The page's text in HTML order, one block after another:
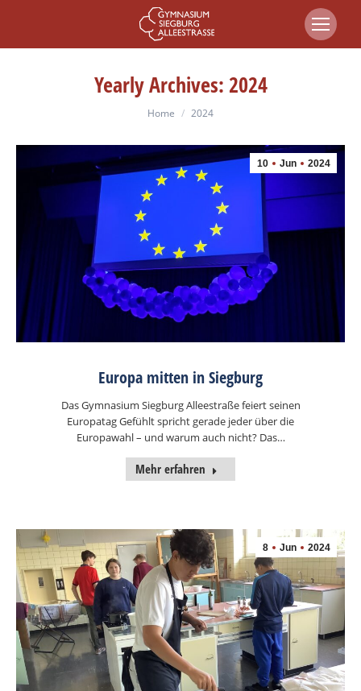
Yearly Archives: 2024
You are here:
Home 2024
10 Jun 2024
Europa mitten in Siegburg
Das Gymnasium Siegburg Alleestraße feiert seinen
Europatag Gefühlt spricht gerade jeder über die
Europawahl – und warum auch nicht? Das…
Mehr erfahren
8 Jun 2024